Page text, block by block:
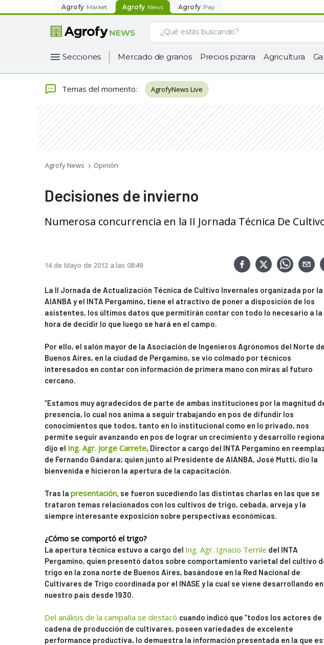
Agrofy Market Agrofy News Agrofy Pay
Secciones Mercado de granos Precios pizarra Agricultura
Temas del momento: AgrofyNews Live
Agrofy News Opinión
Decisiones de invierno
Numerosa concurrencia en la II Jornada Técnica De
14 de Mayo de 2012 a las 08:49
La II Jornada de Actualización Técnica de Cultivo Invernales organizada por la
AIANBA y el INTA Pergamino, tiene el atractivo de poner a disposición de los
asistentes, los últimos datos que permitirán contar con todo lo necesario a la
hora de decidir lo que luego se hará en el campo.
Por ello, el salón mayor de la Asociación de Ingenieros Agrónomos del Norte de
Buenos Aires, en la ciudad de Pergamino, se vio colmado por técnicos
interesados en contar con información de primera mano con miras al futuro
cercano.
“Estamos muy agradecidos de parte de ambas instituciones por la magnitud
presencia, lo cual nos anima a seguir trabajando en pos de difundir los
conocimientos que todos, tanto en lo institucional como en lo privado, nos
permite seguir avanzando en pos de lograr un crecimiento y desarrollo
dijo el Ing. Agr. Jorge Carrete, Director a cargo del INTA Pergamino en
de Fernando Gándara; quien junto al Presidente de AIANBA, José Mutti, dio la
bienvenida e hicieron la apertura de la capacitación.
Tras la presentación, se fueron sucediendo las distintas charlas en las que se
trataron temas relacionados con los cultivos de trigo, cebada, arveja y la
siempre interesante exposición sobre perspectivas económicas.
¿Cómo se comportó el trigo?
La apertura técnica estuvo a cargo del Ing. Agr. Ignacio Terrile del INTA
Pergamino, quien presentó datos sobre comportamiento varietal del cultivo
trigo en la zona norte de Buenos Aires, basándose en la Red Nacional de
Cultivares de Trigo coordinada por el INASE y la cual se viene desarrollando en
nuestro país desde 1930.
Del análisis de la campaña se destacó cuando indicó que “todos los actores de
cadena de producción de cultivares, poseen variedades de excelente
performance productiva, lo demuestra la información presentada en la que